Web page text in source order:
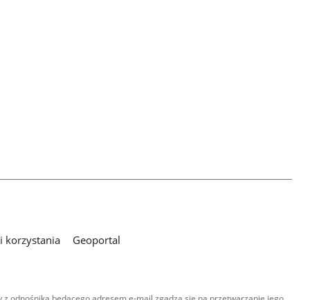
korzystania
Geoportal